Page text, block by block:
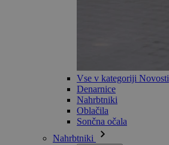
Vse v kategoriji Novosti
Denarnice
Nahrbtniki
Oblačila
Sončna očala
Nahrbtniki